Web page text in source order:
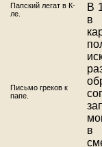
Папский легат в К-
ле.
Письмо греков к
папе.
В
в
в